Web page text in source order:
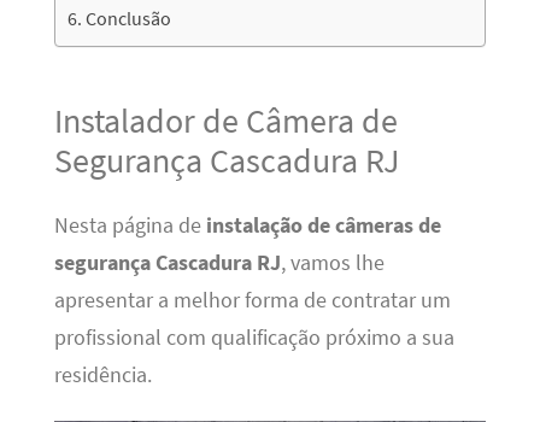
Conclusão
Instalador de Câmera de
Segurança Cascadura RJ
Nesta página de instalação de câmeras de
segurança Cascadura RJ, vamos lhe
apresentar a melhor forma de contratar um
profissional com qualificação próximo a sua
residência.